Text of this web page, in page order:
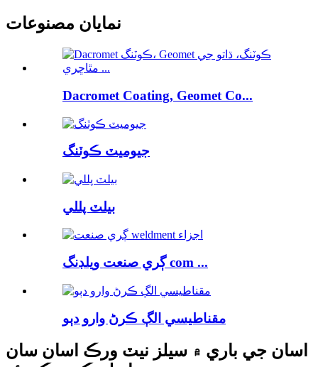
نمايان مصنوعات
Dacromet Coating, Geomet Co...
جيوميٽ ڪوٽنگ
بيلٽ پللي
ڳري صنعت ويلڊنگ com ...
مقناطيسي الڳ ڪرڻ وارو دٻو
اسان جي باري ۾ سيلز نيٽ ورڪ اسان سان